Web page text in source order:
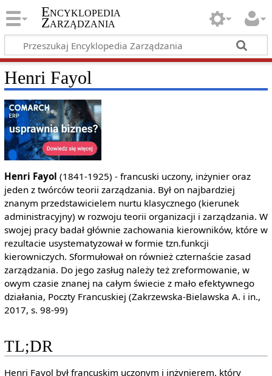
Encyklopedia
Zarządzania
Henri Fayol
Henri Fayol (1841-1925) - francuski uczony, inżynier oraz
jeden z twórców teorii zarządzania. Był on najbardziej
znanym przedstawicielem nurtu klasycznego (kierunek
administracyjny) w rozwoju teorii organizacji i zarządzania. W
swojej pracy badał głównie zachowania kierowników, które w
rezultacie usystematyzował w formie tzn.funkcji
kierowniczych. Sformułował on również czternaście zasad
zarządzania. Do jego zasług należy też zreformowanie, w
owym czasie znanej na całym świecie z mało efektywnego
działania, Poczty Francuskiej (Zakrzewska-Bielawska A. i in.,
2017, s. 98-99)
TL;DR
Henri Fayol był francuskim uczonym i inżynierem, który